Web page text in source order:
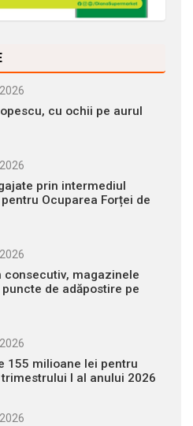
cu ochii pe aurul
prin intermediul
Ocuparea Forței de
consecutiv, magazinele
puncte de adăpostire pe
155 milioane lei pentru
I al anului 2026